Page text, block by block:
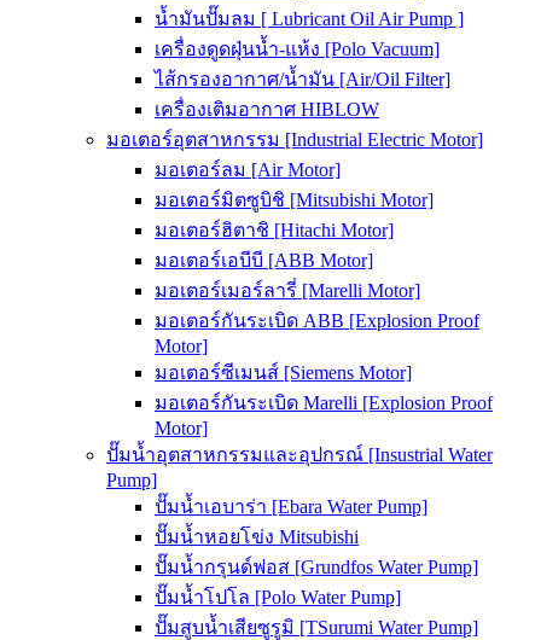
น้ำมันปั๊มลม [ Lubricant Oil Air Pump ]
เครื่องดูดฝุ่นน้ำ-แห้ง [Polo Vacuum]
ไส้กรองอากาศ/น้ำมัน [Air/Oil Filter]
เครื่องเติมอากาศ HIBLOW
มอเตอร์อุตสาหกรรม [Industrial Electric Motor]
มอเตอร์ลม [Air Motor]
มอเตอร์มิตซูบิชิ [Mitsubishi Motor]
มอเตอร์ฮิตาชิ [Hitachi Motor]
มอเตอร์เอบีบี [ABB Motor]
มอเตอร์เมอร์ลารี่ [Marelli Motor]
มอเตอร์กันระเบิด ABB [Explosion Proof
Motor]
มอเตอร์ซีเมนส์ [Siemens Motor]
มอเตอร์กันระเบิด Marelli [Explosion Proof
Motor]
ปั๊มน้ำอุตสาหกรรมและอุปกรณ์ [Insustrial Water
Pump]
ปั๊มน้ำเอบาร่า [Ebara Water Pump]
ปั๊มน้ำหอยโข่ง Mitsubishi
ปั๊มน้ำกรุนด์ฟอส [Grundfos Water Pump]
ปั๊มน้ำโปโล [Polo Water Pump]
ปั๊มสูบน้ำเสียซูรูมิ [TSurumi Water Pump]